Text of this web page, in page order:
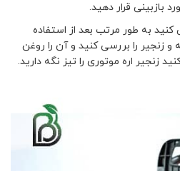
بازبینی قرار دهید.
به طور مرتب بعد از استفاده
زنجیر را بررسی کنید و آن را روغن
زنجیر اره موتوری را تیز نگه دارید.